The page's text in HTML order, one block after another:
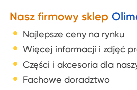
Nasz firmowy sklep
Najlepsze ceny na rynku
Więcej informacji i zdjęć
Części i akcesoria dla
Fachowe doradztwo